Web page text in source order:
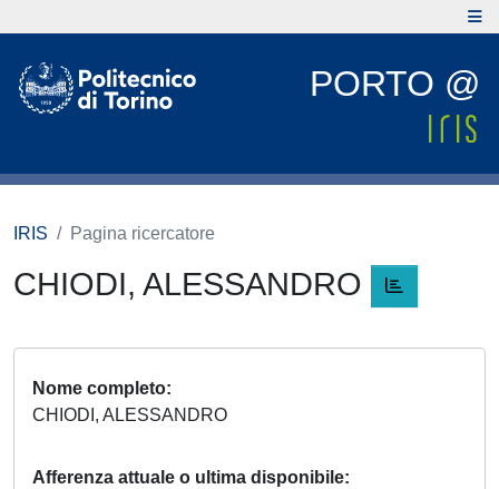
PORTO @
IRIS Pagina ricercatore
CHIODI, ALESSANDRO
Nome completo
CHIODI, ALESSANDRO
Afferenza attuale o ultima disponibile